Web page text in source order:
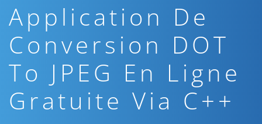
Application De
Conversion DOT
To JPEG En Ligne
Gratuite Via C++